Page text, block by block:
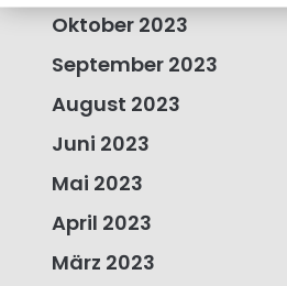
Oktober 2023
September 2023
August 2023
Juni 2023
Mai 2023
April 2023
März 2023